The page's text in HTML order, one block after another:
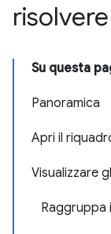
Su questa
Panoramica
Apri il
Visualizzare
Raggruppa